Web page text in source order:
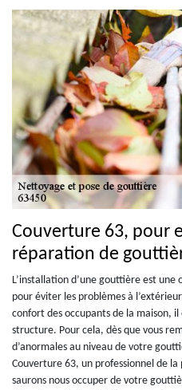
Couverture 63, pour
réparation de
L’installation d’une gouttière est
pour éviter les problèmes à
confort des occupants de la maison,
structure. Pour cela, dès que vous
d’anormales au niveau de votre
Couverture 63, un professionnel de
saurons nous occuper de votre